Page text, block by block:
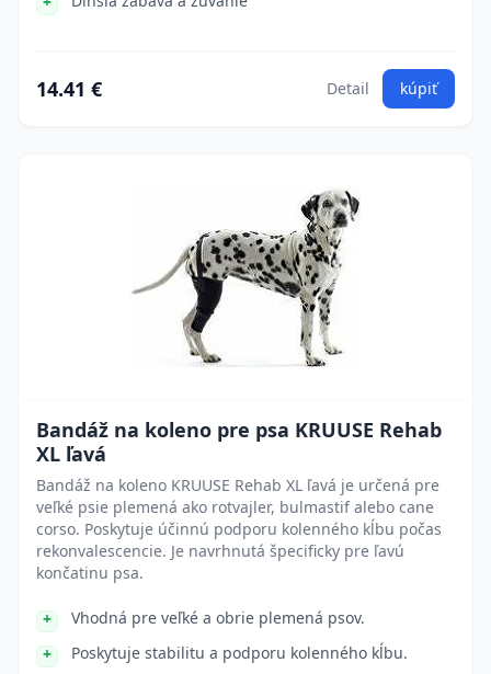
14.41 € Detail kúpiť
Bandáž na koleno pre psa KRUUSE Rehab
XL ľavá
Bandáž na koleno KRUUSE Rehab XL ľavá je určená pre
veľké psie plemená ako rotvajler, bulmastif alebo cane
corso. Poskytuje účinnú podporu kolenného kĺbu počas
rekonvalescencie. Je navrhnutá špecificky pre ľavú
končatinu psa.
Vhodná pre veľké a obrie plemená psov.
Poskytuje stabilitu a podporu kolenného kĺbu.